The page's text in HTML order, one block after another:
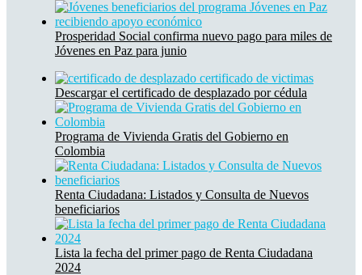
Prosperidad Social confirma nuevo pago para miles de
Jóvenes en Paz para junio
Descargar el certificado de desplazado por cédula
Programa de Vivienda Gratis del Gobierno en
Colombia
Renta Ciudadana: Listados y Consulta de Nuevos
beneficiarios
Lista la fecha del primer pago de Renta Ciudadana
2024